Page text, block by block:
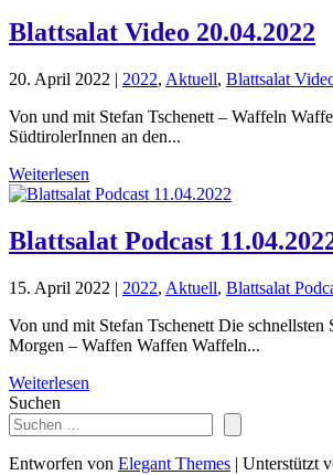
Blattsalat Video 20.04.2022
20. April 2022 | 2022, Aktuell, Blattsalat
Von und mit Stefan Tschenett – Waffeln
SüdtirolerInnen an den...
Weiterlesen
Blattsalat Podcast
15. April 2022 | 2022, Aktuell, Blattsalat
Von und mit Stefan Tschenett Die schnellsten
Morgen – Waffen Waffen Waffeln...
Weiterlesen
Suchen
Entworfen von Elegant Themes | Unterstützt